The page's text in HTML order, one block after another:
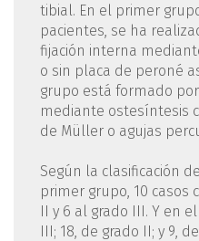
tibial. En el primer
pacientes, se ha
fijación interna
o sin placa de peroné
grupo está formado
mediante ostesíntesis
de Müller o agujas
Según la clasificación
primer grupo, 10 casos
II y 6 al grado III. Y en
III; 18, de grado II; y 9,